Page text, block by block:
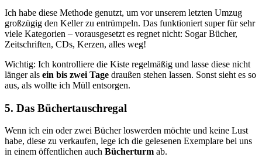
Ich habe diese Methode genutzt, um vor unserem letzten Umzug
großzügig den Keller zu entrümpeln. Das funktioniert super für sehr
viele Kategorien – vorausgesetzt es regnet nicht: Sogar Bücher,
Zeitschriften, CDs, Kerzen, alles weg!
Wichtig: Ich kontrolliere die Kiste regelmäßig und lasse diese nicht
länger als ein bis zwei Tage draußen stehen lassen. Sonst sieht es so
aus, als wollte ich Müll entsorgen.
5. Das Büchertauschregal
Wenn ich ein oder zwei Bücher loswerden möchte und keine Lust
habe, diese zu verkaufen, lege ich die gelesenen Exemplare bei uns
in einem öffentlichen auch Bücherturm ab.